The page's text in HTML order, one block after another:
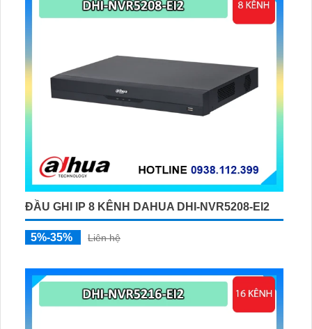
ĐẦU GHI IP 8 KÊNH DAHUA DHI-NVR5208-EI2
5%-35% Liên hệ